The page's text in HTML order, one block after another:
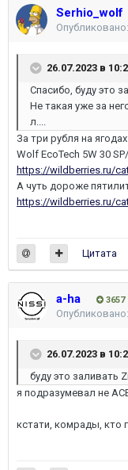
Serhio_wolf
Опубликовано:
26.07.2023 в
Спасибо, буду это
Не такая уже за
л....
За три рубля на
Wolf EcoTech 5W 30
https://wildberries.ru/
А чуть дороже
https://wildberries.ru/
Цитата
a-ha 3657
Опубликовано:
26.07.2023 в
буду это заливать
я подразумевал не
кстати, комрады, кто